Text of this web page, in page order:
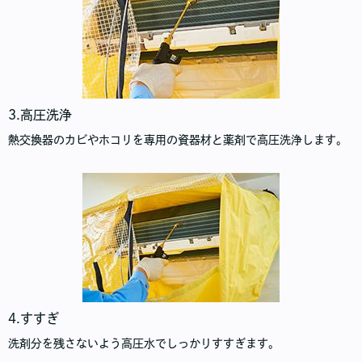
3.高圧洗浄
熱交換器のカビやホコリを専用の資器材と薬剤で高圧洗浄します。
4.すすぎ
洗剤分を残さないよう高圧水でしっかりすすぎます。